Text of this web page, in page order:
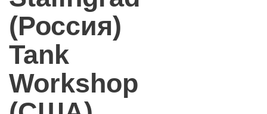
(Россия)
Tank
Workshop